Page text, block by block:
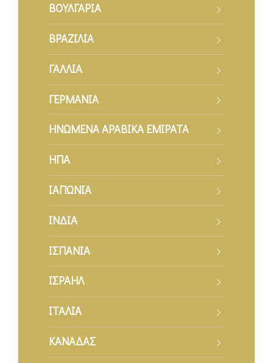
ΒΟΥΛΓΑΡΙΑ
ΒΡΑΖΙΛΙΑ
ΓΑΛΛΙΑ
ΓΕΡΜΑΝΙΑ
ΗΝΩΜΕΝΑ ΑΡΑΒΙΚΑ ΕΜΙΡΑΤΑ
ΗΠΑ
ΙΑΠΩΝΙΑ
ΙΝΔΙΑ
ΙΣΠΑΝΙΑ
ΙΣΡΑΗΛ
ΙΤΑΛΙΑ
ΚΑΝΑΔΑΣ